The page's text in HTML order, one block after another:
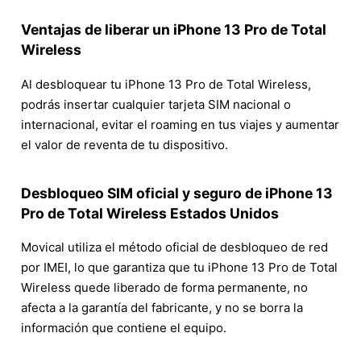
Ventajas de liberar un iPhone 13 Pro de Total
Wireless
Al desbloquear tu iPhone 13 Pro de Total Wireless,
podrás insertar cualquier tarjeta SIM nacional o
internacional, evitar el roaming en tus viajes y aumentar
el valor de reventa de tu dispositivo.
Desbloqueo SIM oficial y seguro de iPhone 13
Pro de Total Wireless Estados Unidos
Movical utiliza el método oficial de desbloqueo de red
por IMEI, lo que garantiza que tu iPhone 13 Pro de Total
Wireless quede liberado de forma permanente, no
afecta a la garantía del fabricante, y no se borra la
información que contiene el equipo.